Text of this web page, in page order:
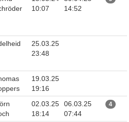
10:07
14:52
25.03.25
23:48
19.03.25
19:16
02.03.25
18:14
06.03.25
07:44
4